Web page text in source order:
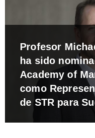
Profesor
ha sido
Academy of
como
de STR para